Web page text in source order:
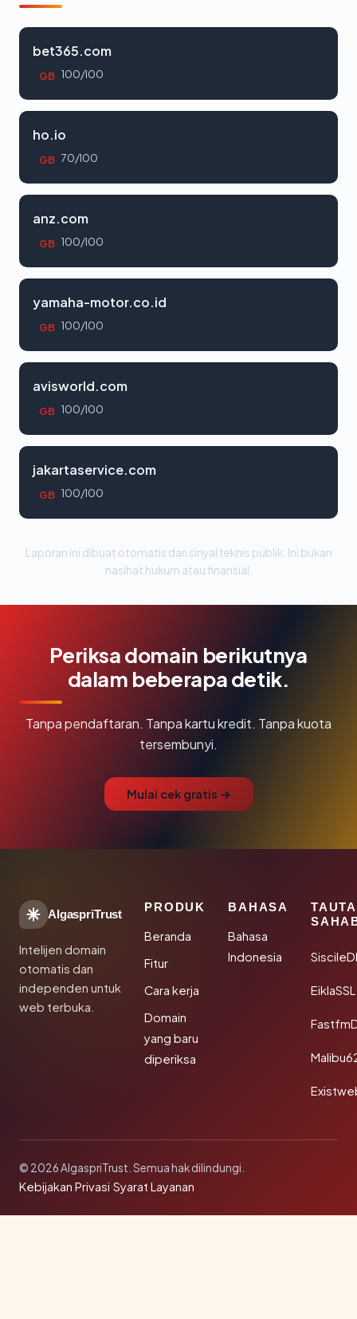
bet365.com
GB 100/100
ho.io
GB 70/100
anz.com
GB 100/100
yamaha-motor.co.id
GB 100/100
avisworld.com
GB 100/100
jakartaservice.com
GB 100/100
Laporan ini dibuat otomatis dari sinyal teknis publik. Ini bukan
nasihat hukum atau finansial.
Periksa domain berikutnya
dalam beberapa detik.
Tanpa pendaftaran. Tanpa kartu kredit. Tanpa kuota
tersembunyi.
Mulai cek gratis →
AlgaspriTrust
Intelijen domain
otomatis dan
independen untuk
web terbuka.
PRODUK
Beranda
Fitur
Cara kerja
Domain
yang baru
diperiksa
BAHASA
Bahasa
Indonesia
EiklaSSL
© 2026 AlgaspriTrust. Semua hak dilindungi.
Kebijakan Privasi·Syarat Layanan